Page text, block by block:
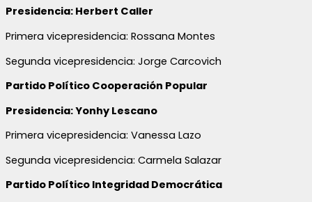
Presidencia: Herbert Caller
Primera vicepresidencia: Rossana Montes
Segunda vicepresidencia: Jorge Carcovich
Partido Político Cooperación Popular
Presidencia: Yonhy Lescano
Primera vicepresidencia: Vanessa Lazo
Segunda vicepresidencia: Carmela Salazar
Partido Político Integridad Democrática